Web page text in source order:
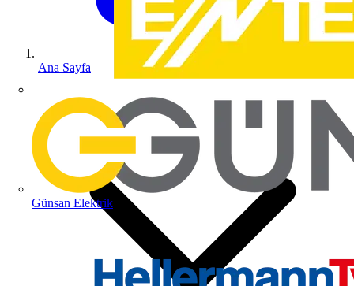
Günsan Elektrik
Ana Sayfa